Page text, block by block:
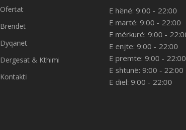
Ofertat
Brendet
Dyqanet
Dergesat & Kthimi
Kontakti
E hënë: 9:00 - 22:00
E martë: 9:00 - 22:00
E mërkurë: 9:00 -
E enjte: 9:00 - 22:00
E premte: 9:00 - 22:00
E shtunë: 9:00 - 22:00
E diel: 9:00 - 22:00